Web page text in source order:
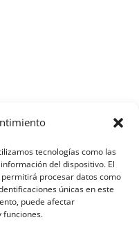
tecnologías como las
del dispositivo. El
procesar datos como
únicas en este
puede afectar
funciones.